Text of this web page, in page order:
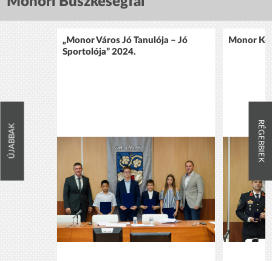
ÚJABBAK
„Monor Város Jó Tanulója – Jó
Sportolója” 2024.
Monor
RÉGEBBIEK